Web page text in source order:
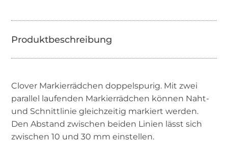
Clover Markierrädchen doppelspurig. Mit zwei
parallel laufenden Markierrädchen können Naht-
und Schnittlinie gleichzeitig markiert werden.
Den Abstand zwischen beiden Linien lässt sich
zwischen 10 und 30 mm einstellen.